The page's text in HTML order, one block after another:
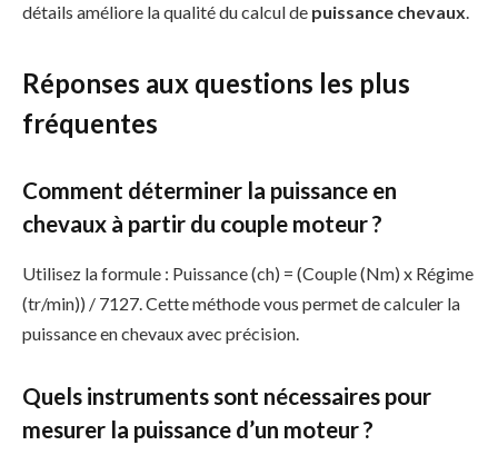
détails améliore la qualité du calcul de puissance chevaux.
Réponses aux questions les plus
fréquentes
Comment déterminer la puissance en
chevaux à partir du couple moteur ?
Utilisez la formule : Puissance (ch) = (Couple (Nm) x Régime
(tr/min)) / 7127. Cette méthode vous permet de calculer la
puissance en chevaux avec précision.
Quels instruments sont nécessaires pour
mesurer la puissance d’un moteur ?